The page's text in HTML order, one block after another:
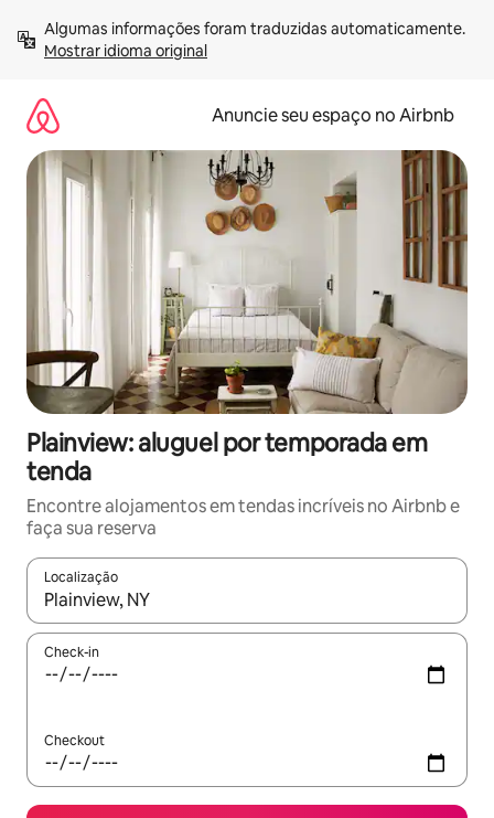
para
Mostrar idioma original
Anuncie seu espaço no Airbnb
Plainview: aluguel por temporada em
tenda
Encontre alojamentos em tendas incríveis no Airbnb e
faça sua reserva
Localização
Quando os resultados estiverem disponíveis, explore-os
Check-in
Checkout